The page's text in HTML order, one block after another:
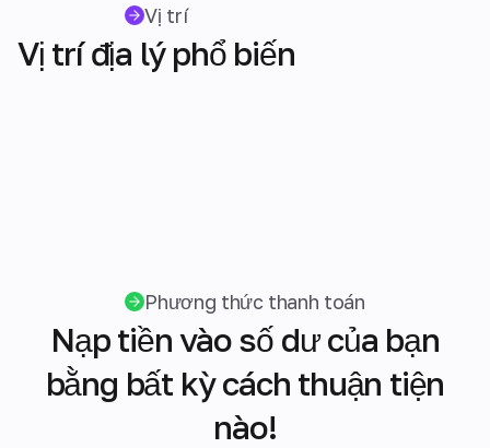
Vị trí
Vị trí địa lý phổ biến
Phương thức thanh toán
Nạp tiền vào số dư của bạn
bằng bất kỳ cách thuận tiện
nào!